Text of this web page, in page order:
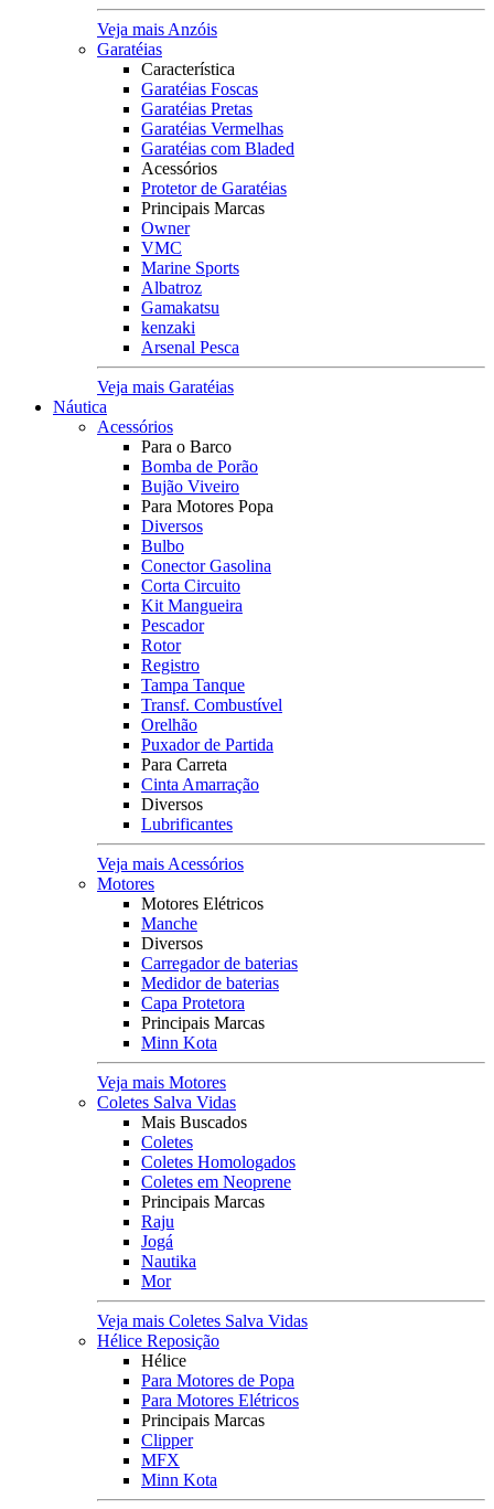
Veja mais Anzóis
Garatéias
Característica
Garatéias Foscas
Garatéias Pretas
Garatéias Vermelhas
Garatéias com Bladed
Acessórios
Protetor de Garatéias
Principais Marcas
Owner
VMC
Marine Sports
Albatroz
Gamakatsu
kenzaki
Arsenal Pesca
Veja mais Garatéias
Náutica
Acessórios
Para o Barco
Bomba de Porão
Bujão Viveiro
Para Motores Popa
Diversos
Bulbo
Conector Gasolina
Corta Circuito
Kit Mangueira
Pescador
Rotor
Registro
Tampa Tanque
Transf. Combustível
Orelhão
Puxador de Partida
Para Carreta
Cinta Amarração
Diversos
Lubrificantes
Veja mais Acessórios
Motores
Motores Elétricos
Manche
Diversos
Carregador de baterias
Medidor de baterias
Capa Protetora
Principais Marcas
Minn Kota
Veja mais Motores
Coletes Salva Vidas
Mais Buscados
Coletes
Coletes Homologados
Coletes em Neoprene
Principais Marcas
Raju
Jogá
Nautika
Mor
Veja mais Coletes Salva Vidas
Hélice Reposição
Hélice
Para Motores de Popa
Para Motores Elétricos
Principais Marcas
Clipper
MFX
Minn Kota